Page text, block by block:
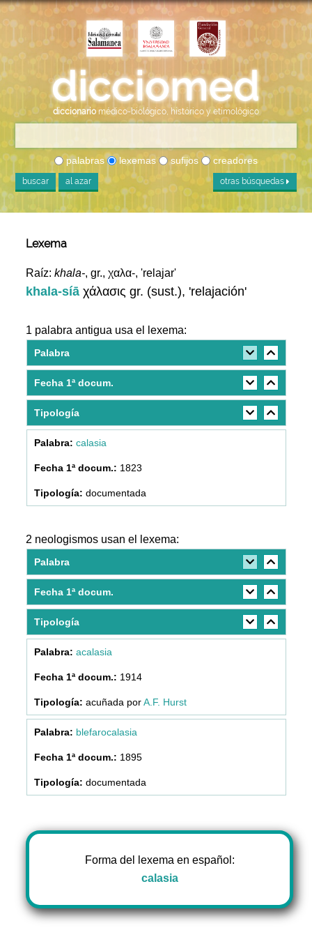
diccionario médico-biológico, histórico y etimológico
palabras lexemas sufijos creadores
buscar al azar otras búsquedas
Lexema
Raíz:khala-, gr., χαλα-, 'relajar'
khala-síāχάλασις gr. (sust.), 'relajación'
1 palabra antigua usa el lexema:
Palabra
Fecha 1ª docum.
Tipología
calasia
1823
documentada
2 neologismos usan el lexema:
Palabra
Fecha 1ª docum.
Tipología
acalasia
1914
acuñada porA.F. Hurst
blefarocalasia
1895
documentada
Forma del lexema en español:
calasia